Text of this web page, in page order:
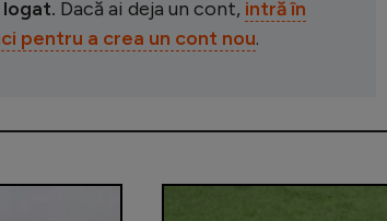
Dacă ai deja un cont, intră în
pentru a crea un cont nou.